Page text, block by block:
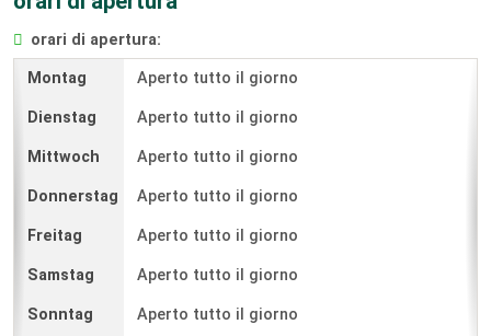
orari di apertura:
Aperto tutto il giorno
Aperto tutto il giorno
Aperto tutto il giorno
Aperto tutto il giorno
Aperto tutto il giorno
Aperto tutto il giorno
Aperto tutto il giorno